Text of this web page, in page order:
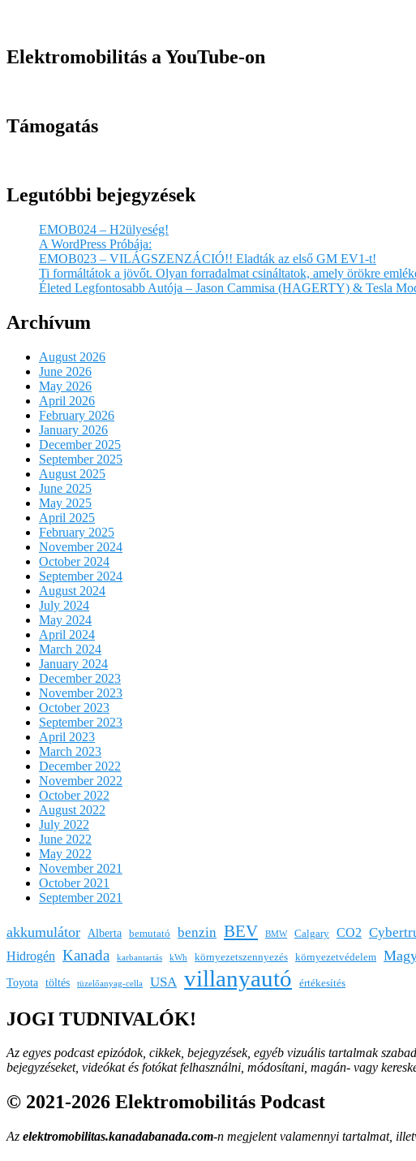
Elektromobilitás a YouTube-on
Támogatás
Legutóbbi bejegyzések
EMOB024 – H2ülyeség!
A WordPress Próbája:
EMOB023 – VILÁGSZENZÁCIÓ!! Eladták az első GM EV1-t!
Ti formáltátok a jövőt. Olyan forradalmat csináltatok, amely örökre
Életed Legfontosabb Autója – Jason Cammisa (HAGERTY) & Tesla
Archívum
August 2026
June 2026
May 2026
April 2026
February 2026
January 2026
December 2025
September 2025
August 2025
June 2025
May 2025
April 2025
February 2025
November 2024
October 2024
September 2024
August 2024
July 2024
May 2024
April 2024
March 2024
January 2024
December 2023
November 2023
October 2023
September 2023
April 2023
March 2023
December 2022
November 2022
October 2022
August 2022
July 2022
June 2022
May 2022
November 2021
October 2021
September 2021
akkumulátor Alberta bemutató benzin BEV BMW Calgary CO2
Hidrogén Kanada karbantartás kWh környezetszennyezés környezetvédelem
Toyota töltés tüzelőanyag-cella USA villanyautó értékesítés
JOGI TUDNIVALÓK!
Az egyes podcast epizódok, cikkek, bejegyzések, egyéb vizuális tartalmak
bejegyzéseket, videókat és fotókat felhasználni, módosítani, magán- vagy
© 2021-2026 Elektromobilitás Podcast
Az elektromobilitas.kanadabanada.com-n megjelent valamennyi tartalmat,